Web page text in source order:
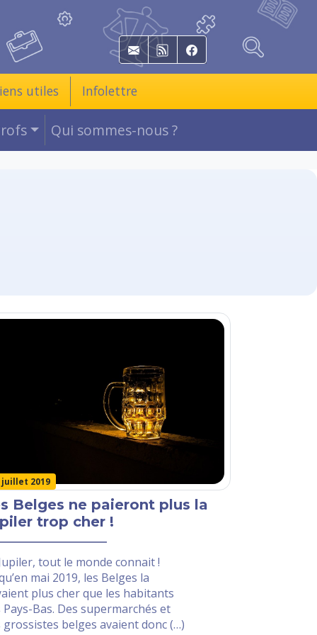
E-mail RSS Facebook
utiles Infolettre
Qui sommes-nous ?
juillet 2019
Belges ne paieront plus la
trop cher !
tout le monde connait !
mai 2019, les Belges la
plus cher que les habitants
Pays-Bas. Des supermarchés et
grossistes belges avaient donc (…)